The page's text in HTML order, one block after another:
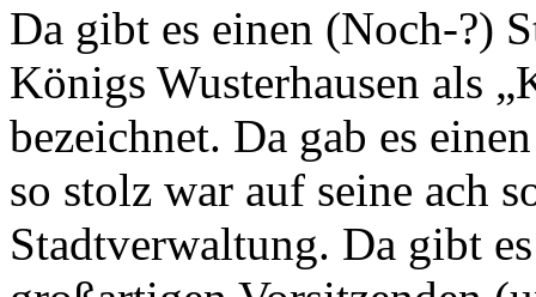
Da gibt es einen (Noch-?)
Königs Wusterhausen als
bezeichnet. Da gab es
so stolz war auf seine ach
Stadtverwaltung. Da gibt